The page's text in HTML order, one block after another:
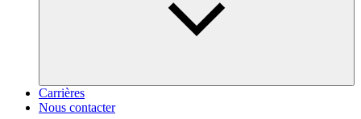
Carrières
Nous contacter